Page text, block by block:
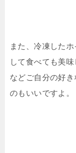
また、冷凍した
して食べても美
などご自分の好
のもいいですよ。